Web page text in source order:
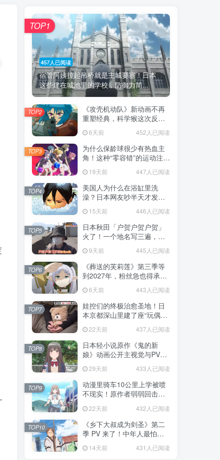
457人已阅读
宿管阿姨拉起吊桥就是主城要塞！日本
这些建在城池里的学校，防御力简...
TOP1
《攻壳机动队》新动画不再
重塑经典，科学猴这次反而
6天前 452人已阅读
TOP2
为什么保龄球很少有热血主
角！这种“零容错”的运动注定
们的生活！
19天前 447人已阅读
TOP3
美国人为什么在浴缸里洗
澡？日本网友吵半天才发
藏在浴室地板里！
15天前 446人已阅读
TOP4
日本秋田「户贺户贺户贺」
火了！一个地名写三遍，竟
不是玩梗而是150年旧账！
9天前 445人已阅读
TOP5
《葬送的芙莉莲》第三季等
到2027年，粉丝急也得承认
这次慢得有道理！
6天前 443人已阅读
TOP6
娃控们的终极治愈圣地！日
本京都深山里建了座“玩偶神
社”，不仅能拍照还能给娃祈
福！22天前 437人已阅读
TOP7
日本轻小说原作《鬼的新
娘》动画公开主视觉与PV，
7月5日开播！妖怪新娘设定
太会挑人！
29天前 433人已阅读
TOP8
动漫里骑车10公里上学被喷
不现实！原作者弱弱回击：
常通勤！
22天前 432人已阅读
TOP9
《乡下大叔成为剑圣》第二
季 PV 来了！中年人最怕的
相信你！
14天前 431人已阅读
TOP10